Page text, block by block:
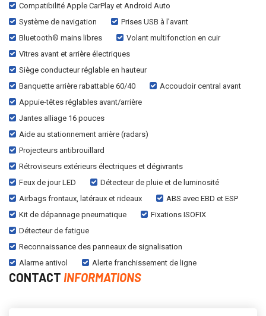
Compatibilité Apple CarPlay et Android Auto
Système de navigation
Prises USB à l’avant
Bluetooth® mains libres
Volant multifonction en cuir
Vitres avant et arrière électriques
Siège conducteur réglable en hauteur
Banquette arrière rabattable 60/40
Accoudoir central avant
Appuie-têtes réglables avant/arrière
Jantes alliage 16 pouces
Aide au stationnement arrière (radars)
Projecteurs antibrouillard
Rétroviseurs extérieurs électriques et dégivrants
Feux de jour LED
Détecteur de pluie et de luminosité
Airbags frontaux, latéraux et rideaux
ABS avec EBD et ESP
Kit de dépannage pneumatique
Fixations ISOFIX
Détecteur de fatigue
Reconnaissance des panneaux de signalisation
Alarme antivol
Alerte franchissement de ligne
CONTACT INFORMATIONS